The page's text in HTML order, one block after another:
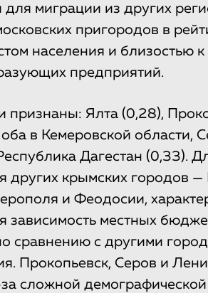
для миграции из других
пригородов в
населения и близостью
предприятий.
признаны: Ялта (0,28),
в Кемеровской области,
Дагестан (0,33).
других крымских городов —
и Феодосии,
зависимость местных
сравнению с другими
Прокопьевск, Серов и
сложной